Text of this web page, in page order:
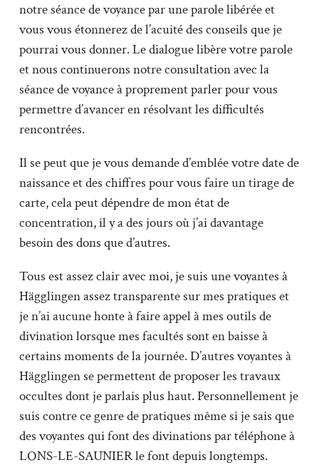
notre séance de voyance par une parole libérée et
vous vous étonnerez de l’acuité des conseils que je
pourrai vous donner. Le dialogue libère votre parole
et nous continuerons notre consultation avec la
séance de voyance à proprement parler pour vous
permettre d’avancer en résolvant les difficultés
rencontrées.
Il se peut que je vous demande d’emblée votre date de
naissance et des chiffres pour vous faire un tirage de
carte, cela peut dépendre de mon état de
concentration, il y a des jours où j’ai davantage
besoin des dons que d’autres.
Tous est assez clair avec moi, je suis une voyantes à
Hägglingen assez transparente sur mes pratiques et
je n’ai aucune honte à faire appel à mes outils de
divination lorsque mes facultés sont en baisse à
certains moments de la journée. D’autres voyantes à
Hägglingen se permettent de proposer les travaux
occultes dont je parlais plus haut. Personnellement je
suis contre ce genre de pratiques même si je sais que
des voyantes qui font des divinations par téléphone à
LONS-LE-SAUNIER le font depuis longtemps.